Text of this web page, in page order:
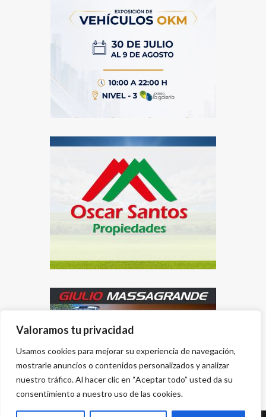
Valoramos tu privacidad
Usamos cookies para mejorar su experiencia de navegación,
mostrarle anuncios o contenidos personalizados y analizar
nuestro tráfico. Al hacer clic en “Aceptar todo” usted da su
consentimiento a nuestro uso de las cookies.